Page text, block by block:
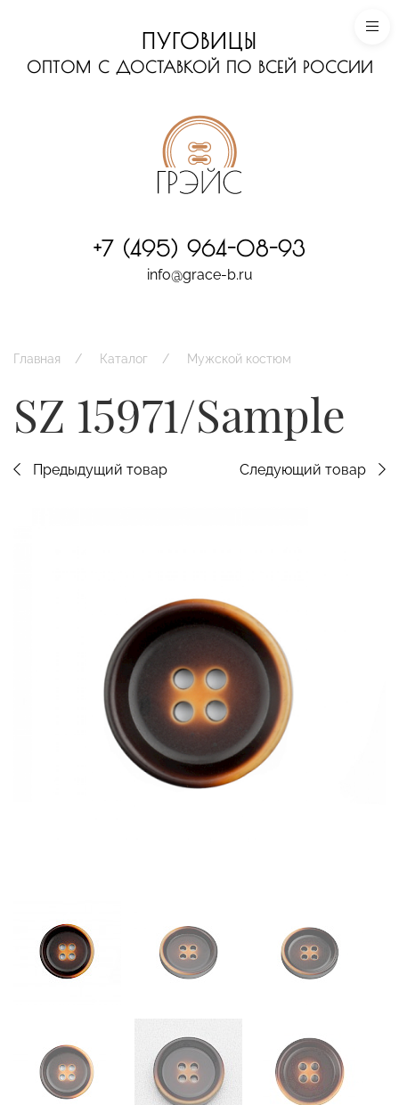
ПУГОВИЦЫ
ОПТОМ С ДОСТАВКОЙ ПО ВСЕЙ РОССИИ
+7 (495) 964-08-93
info@grace-b.ru
Главная Каталог Мужской костюм
SZ 15971/Sample
Предыдущий товар Следующий товар